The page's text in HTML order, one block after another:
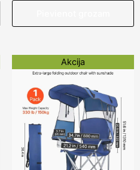
Akcija
Original
price
113,62 €.
price
89,42 €.